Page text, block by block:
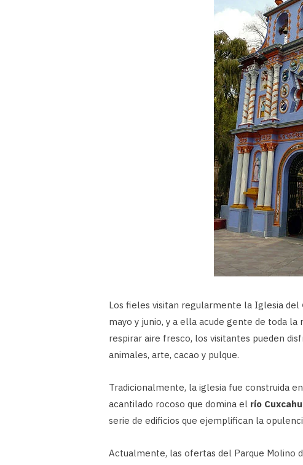
Los fieles visitan regularmente la Iglesia del
mayo y junio, y a ella acude gente de toda
respirar aire fresco, los visitantes pueden
animales, arte, cacao y pulque.
Tradicionalmente, la iglesia fue construida
acantilado rocoso que domina el río
serie de edificios que ejemplifican la
Actualmente, las ofertas del Parque Molino